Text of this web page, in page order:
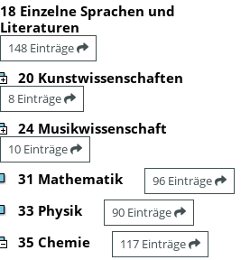
18 Einzelne Sprachen und
Literaturen
148 Einträge
20 Kunstwissenschaften
8 Einträge
24 Musikwissenschaft
10 Einträge
31 Mathematik 96 Einträge
33 Physik 90 Einträge
35 Chemie 117 Einträge